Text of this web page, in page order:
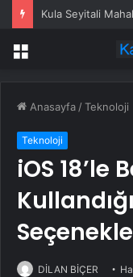
Menü
Anasayfa /Teknoloji
Teknoloji
iOS 18’le
DİLAN BİÇER